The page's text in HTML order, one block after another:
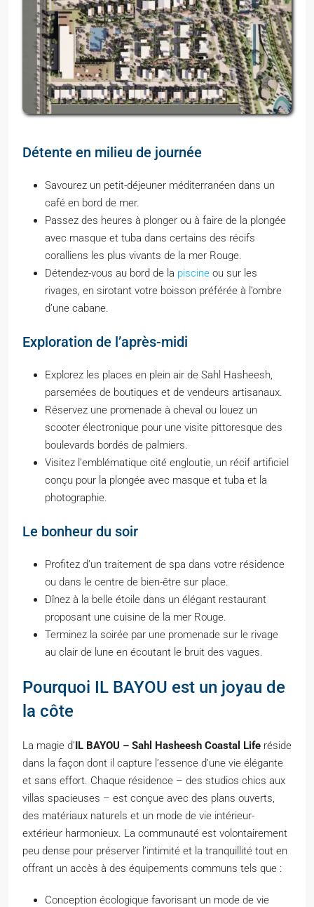
Détente en milieu de journée
Savourez un petit-déjeuner méditerranéen dans un
café en bord de mer.
Passez des heures à plonger ou à faire de la plongée
avec masque et tuba dans certains des récifs
coralliens les plus vivants de la mer Rouge.
Détendez-vous au bord de la piscine ou sur les
rivages, en sirotant votre boisson préférée à l’ombre
d’une cabane.
Exploration de l’après-midi
Explorez les places en plein air de Sahl Hasheesh,
parsemées de boutiques et de vendeurs artisanaux.
Réservez une promenade à cheval ou louez un
scooter électronique pour une visite pittoresque des
boulevards bordés de palmiers.
Visitez l’emblématique cité engloutie, un récif artificiel
conçu pour la plongée avec masque et tuba et la
photographie.
Le bonheur du soir
Profitez d’un traitement de spa dans votre résidence
ou dans le centre de bien-être sur place.
Dînez à la belle étoile dans un élégant restaurant
proposant une cuisine de la mer Rouge.
Terminez la soirée par une promenade sur le rivage
au clair de lune en écoutant le bruit des vagues.
Pourquoi IL BAYOU est un joyau de
la côte
La magie d’IL BAYOU – Sahl Hasheesh Coastal Life réside
dans la façon dont il capture l’essence d’une vie élégante
et sans effort. Chaque résidence – des studios chics aux
villas spacieuses – est conçue avec des plans ouverts,
des matériaux naturels et un mode de vie intérieur-
extérieur harmonieux. La communauté est volontairement
peu dense pour préserver l’intimité et la tranquillité tout en
offrant un accès à des équipements communs tels que :
Conception écologique favorisant un mode de vie